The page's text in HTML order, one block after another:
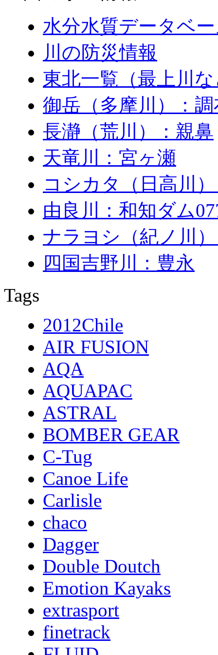
水分水質データベ
川の防災情報
東北一覧（最上川
御岳（多摩川）：
長瀞（荒川）：親鼻
天竜川：宮ヶ瀬
コシカタ（日高川
由良川：和知ダム
ナラヨシ（紀ノ川
四国吉野川：豊永
Tags
2012Chile
AIR FUSION
AQA
AQUAPAC
ASTRAL
BOMBER GEAR
C-Tug
Canoe Life
Carlisle
chaco
Dagger
Double Doutch
Emotion Kayaks
extrasport
finetrack